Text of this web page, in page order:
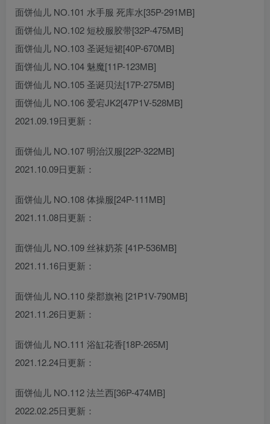
面饼仙儿 NO.101 水手服 死库水[35P-291MB]
面饼仙儿 NO.102 短校服胶带[32P-475MB]
面饼仙儿 NO.103 圣诞短裙[40P-670MB]
面饼仙儿 NO.104 魅魔[11P-123MB]
面饼仙儿 NO.105 圣诞贝法[17P-275MB]
面饼仙儿 NO.106 爱宕JK2[47P1V-528MB]
2021.09.19日更新：
面饼仙儿 NO.107 明治汉服[22P-322MB]
2021.10.09日更新：
面饼仙儿 NO.108 体操服[24P-111MB]
2021.11.08日更新：
面饼仙儿 NO.109 丝袜奶茶 [41P-536MB]
2021.11.16日更新：
面饼仙儿 NO.110 柴郡旗袍 [21P1V-790MB]
2021.11.26日更新：
面饼仙儿 NO.111 浴缸花香[18P-265M]
2021.12.24日更新：
面饼仙儿 NO.112 法兰西[36P-474MB]
2022.02.25日更新：